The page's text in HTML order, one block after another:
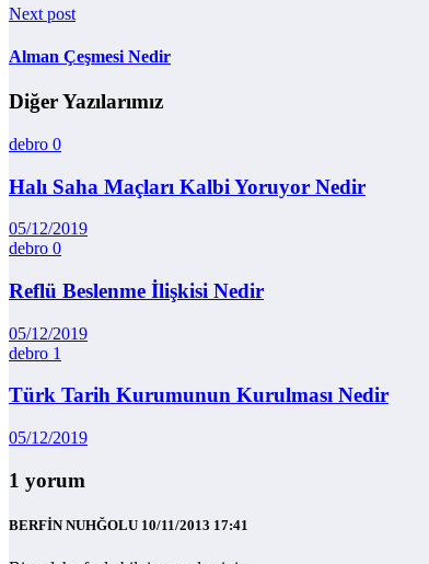
Next post
Alman Çeşmesi Nedir
Diğer Yazılarımız
debro 0
Halı Saha Maçları Kalbi Yoruyor Nedir
05/12/2019
debro 0
Reflü Beslenme İlişkisi Nedir
05/12/2019
debro 1
Türk Tarih Kurumunun Kurulması Nedir
05/12/2019
1 yorum
BERFİN NUHĞOLU 10/11/2013 17:41